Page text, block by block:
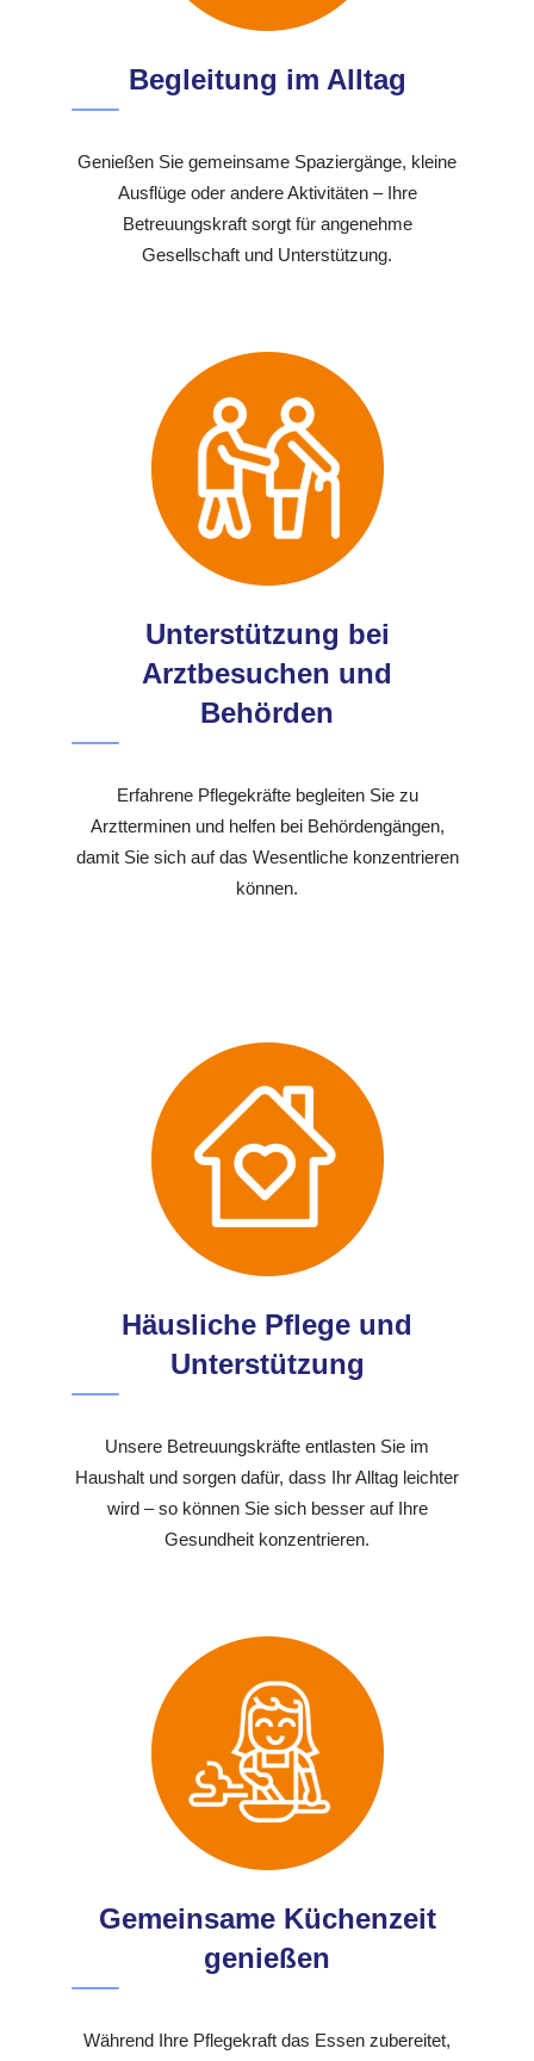
Begleitung im Alltag
Genießen Sie gemeinsame Spaziergänge, kleine
Ausflüge oder andere Aktivitäten – Ihre
Betreuungskraft sorgt für angenehme
Gesellschaft und Unterstützung.
Unterstützung bei
Arztbesuchen und
Behörden
Erfahrene Pflegekräfte begleiten Sie zu
Arztterminen und helfen bei Behördengängen,
damit Sie sich auf das Wesentliche konzentrieren
können.
Häusliche Pflege und
Unterstützung
Unsere Betreuungskräfte entlasten Sie im
Haushalt und sorgen dafür, dass Ihr Alltag leichter
wird – so können Sie sich besser auf Ihre
Gesundheit konzentrieren.
Gemeinsame Küchenzeit
genießen
Während Ihre Pflegekraft das Essen zubereitet,